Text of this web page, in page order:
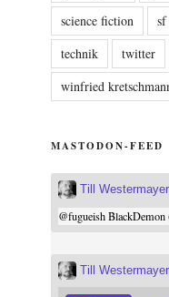
science fiction
sf
technik
twitter
winfried
MASTODON-FEED
Till Westermayer
@fugueishBlackDemon
Till Westermayer